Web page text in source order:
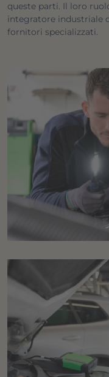
queste parti. Il loro
integratore industriale
fornitori specializzati.